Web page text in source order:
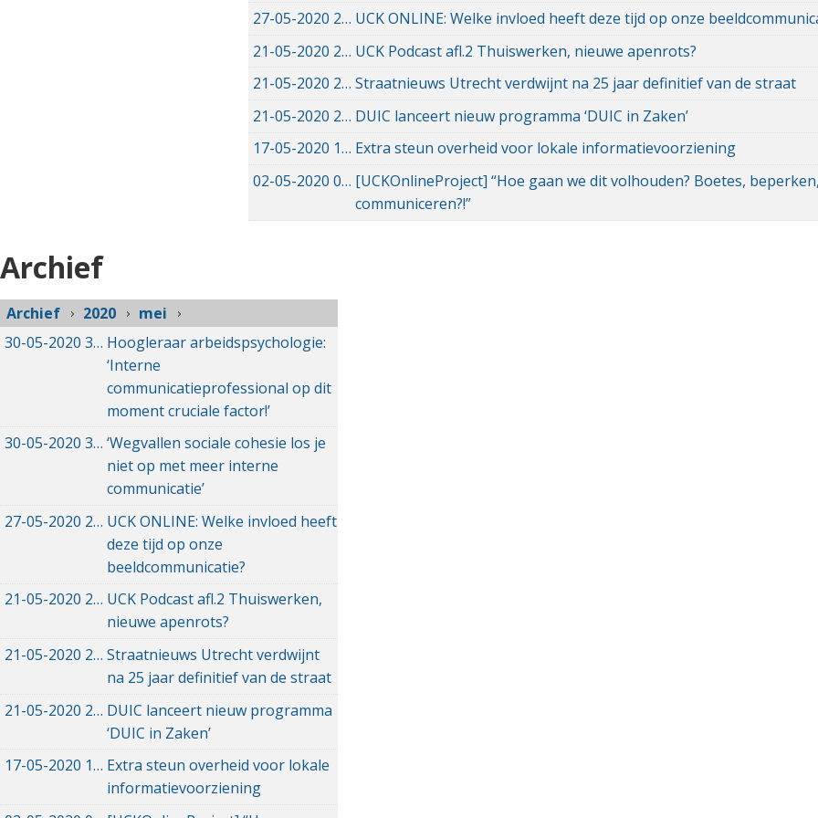
27-05-2020 27-05-2020 19:00
UCK ONLINE: Welke invloed heeft deze tijd op onze
21-05-2020 21-05-2020 14:28
UCK Podcast afl.2 Thuiswerken, nieuwe apenrots?
21-05-2020 21-05-2020 13:13
Straatnieuws Utrecht verdwijnt na 25 jaar definitief van de straat
21-05-2020 21-05-2020 12:34
DUIC lanceert nieuw programma ‘DUIC in Zaken’
17-05-2020 17-05-2020 17:47
Extra steun overheid voor lokale informatievoorziening
02-05-2020 02-05-2020 12:58
[UCKOnlineProject] “Hoe gaan we dit volhouden? Boetes,
communiceren?!”
Archief
Archief 2020
mei
30-05-2020 30-05-2020 08:34
Hoogleraar arbeidspsychologie:
‘Interne
communicatieprofessional op dit
moment cruciale factor!’
30-05-2020 30-05-2020 08:18
‘Wegvallen sociale cohesie los je
niet op met meer interne
communicatie’
27-05-2020 27-05-2020 19:00
UCK ONLINE: Welke invloed heeft
deze tijd op onze
beeldcommunicatie?
21-05-2020 21-05-2020 14:28
UCK Podcast afl.2 Thuiswerken,
nieuwe apenrots?
21-05-2020 21-05-2020 13:13
Straatnieuws Utrecht verdwijnt
na 25 jaar definitief van de straat
21-05-2020 21-05-2020 12:34
DUIC lanceert nieuw programma
‘DUIC in Zaken’
17-05-2020 17-05-2020 17:47
Extra steun overheid voor lokale
informatievoorziening